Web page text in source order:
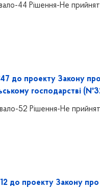
44 Рішення-Не
до проекту Закону
господарстві
52 Рішення-Не
до проекту Закону